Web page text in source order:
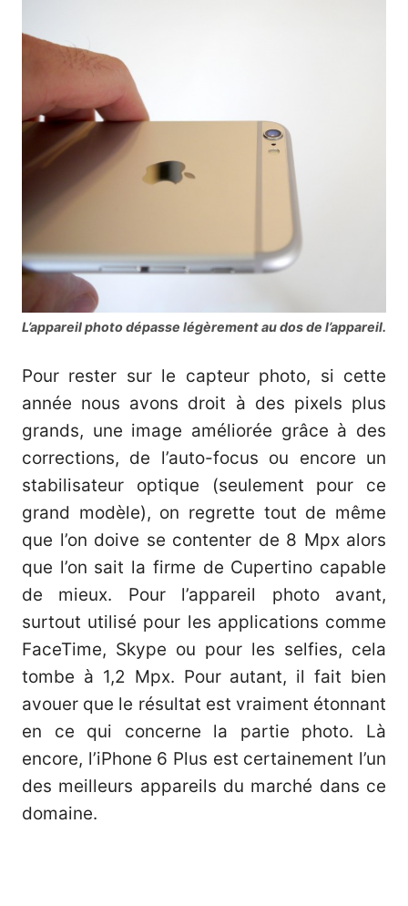
L’appareil photo dépasse légèrement au dos de l’appareil.
Pour rester sur le capteur photo, si cette
année nous avons droit à des pixels plus
grands, une image améliorée grâce à des
corrections, de l’auto-focus ou encore un
stabilisateur optique (seulement pour ce
grand modèle), on regrette tout de même
que l’on doive se contenter de 8 Mpx alors
que l’on sait la firme de Cupertino capable
de mieux. Pour l’appareil photo avant,
surtout utilisé pour les applications comme
FaceTime, Skype ou pour les selfies, cela
tombe à 1,2 Mpx. Pour autant, il fait bien
avouer que le résultat est vraiment étonnant
en ce qui concerne la partie photo. Là
encore, l’iPhone 6 Plus est certainement l’un
des meilleurs appareils du marché dans ce
domaine.